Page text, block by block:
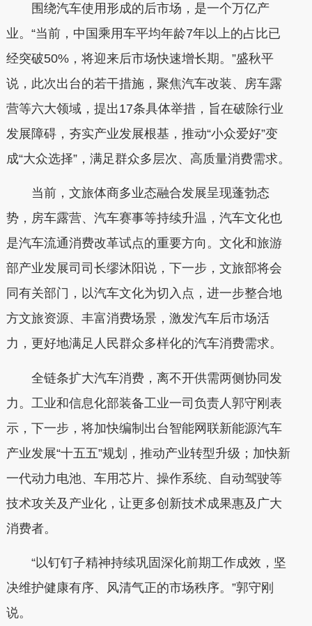
围绕汽车使用形成的后市场，是一个万亿产
业。“当前，中国乘用车平均年龄7年以上的占比已
经突破50%，将迎来后市场快速增长期。”盛秋平
说，此次出台的若干措施，聚焦汽车改装、房车露
营等六大领域，提出17条具体举措，旨在破除行业
发展障碍，夯实产业发展根基，推动“小众爱好”变
成“大众选择”，满足群众多层次、高质量消费需求。
当前，文旅体商多业态融合发展呈现蓬勃态
势，房车露营、汽车赛事等持续升温，汽车文化也
是汽车流通消费改革试点的重要方向。文化和旅游
部产业发展司司长缪沐阳说，下一步，文旅部将会
同有关部门，以汽车文化为切入点，进一步整合地
方文旅资源、丰富消费场景，激发汽车后市场活
力，更好地满足人民群众多样化的汽车消费需求。
全链条扩大汽车消费，离不开供需两侧协同发
力。工业和信息化部装备工业一司负责人郭守刚表
示，下一步，将加快编制出台智能网联新能源汽车
产业发展“十五五”规划，推动产业转型升级；加快新
一代动力电池、车用芯片、操作系统、自动驾驶等
技术攻关及产业化，让更多创新技术成果惠及广大
消费者。
“以钉钉子精神持续巩固深化前期工作成效，坚
决维护健康有序、风清气正的市场秩序。”郭守刚
说。